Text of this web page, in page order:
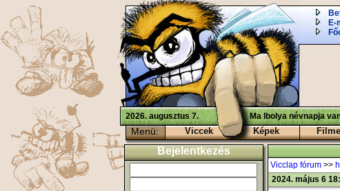
E-
2026. augusztus 7. Ma Ibolya névnapja
Menü: Viccek Képek
Bejelentkezés
Vicclap fórum>>
2024. május 6